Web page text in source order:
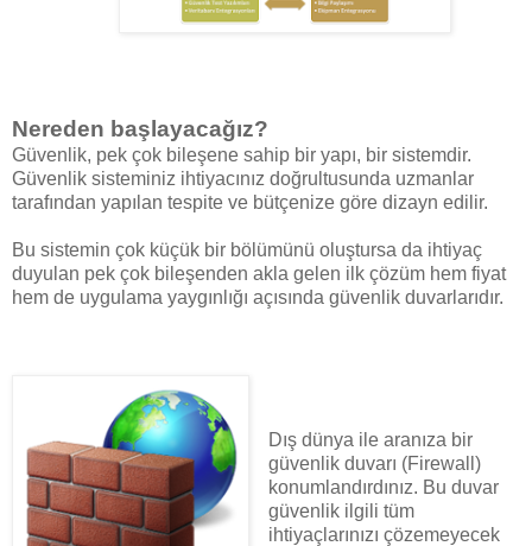
Nereden başlayacağız?
Güvenlik, pek çok bileşene sahip bir yapı, bir sistemdir.
Güvenlik sisteminiz ihtiyacınız doğrultusunda uzmanlar
tarafından yapılan tespite ve bütçenize göre dizayn edilir.
Bu sistemin çok küçük bir bölümünü oluştursa da ihtiyaç
duyulan pek çok bileşenden akla gelen ilk çözüm hem fiyat
hem de uygulama yaygınlığı açısında güvenlik duvarlarıdır.
Dış dünya ile aranıza bir
güvenlik duvarı (Firewall)
konumlandırdınız. Bu duvar
güvenlik ilgili tüm
ihtiyaçlarınızı çözemeyecek